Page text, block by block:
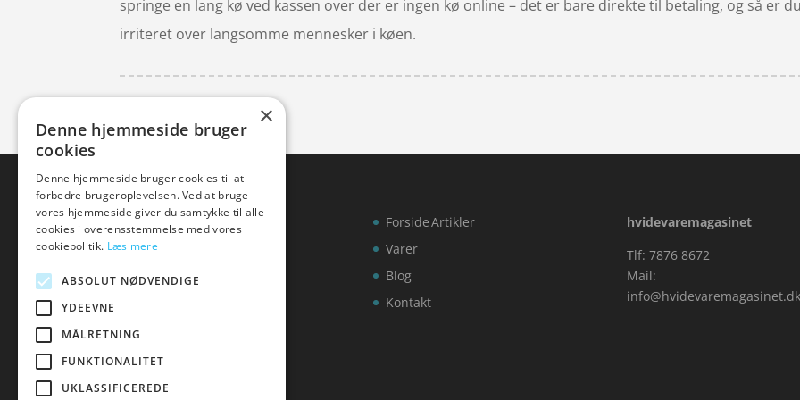
springe en lang kø ved kassen over der er ingen kø online – det er bare direkte til betaling, og så er
irriteret over langsomme mennesker i køen.
Forside
Varer
Blog
Kontakt
Artikler
hvidevaremagasinet
Tlf: 7876 8672
Mail:
info@hvidevaremagasinet.dk
×
Denne hjemmeside bruger
cookies
Denne hjemmeside bruger cookies til at
forbedre brugeroplevelsen. Ved at bruge
vores hjemmeside giver du samtykke til alle
cookies i overensstemmelse med vores
cookiepolitik. Læs mere
ABSOLUT NØDVENDIGE
YDEEVNE
MÅLRETNING
FUNKTIONALITET
UKLASSIFICEREDE